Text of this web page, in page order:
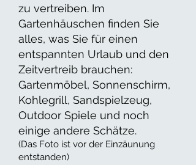
zu vertreiben. Im
Gartenhäuschen finden Sie
alles, was Sie für einen
entspannten Urlaub und den
Zeitvertreib brauchen:
Gartenmöbel, Sonnenschirm,
Kohlegrill, Sandspielzeug,
Outdoor Spiele und noch
einige andere Schätze.
(Das Foto ist vor der Einzäunung
entstanden)